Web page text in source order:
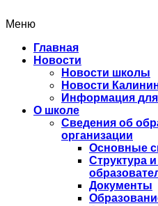
Меню
Главная
Новости
Новости школы
Новости
Информация
О школе
Сведения об
организации
Основные
Структура
Документы